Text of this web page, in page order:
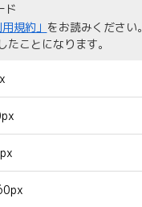
ド
規約」 をお読みください。
ことになります。